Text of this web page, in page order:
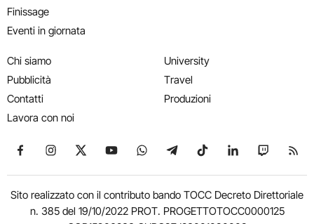
Finissage
Eventi in giornata
Chi siamo
Pubblicità
Contatti
Lavora con noi
University
Travel
Produzioni
Seguici su Facebook
Seguici su Instagram
Seguici su X
Seguici su YouTube
Seguici su WhatsApp
Seguici su Telegram
Seguici su TikTok
Seguici su
Seguici
Sito realizzato con il contributo bando TOCC Decreto Direttoriale
n. 385 del 19/10/2022 PROT. PROGETTOTOCC0000125